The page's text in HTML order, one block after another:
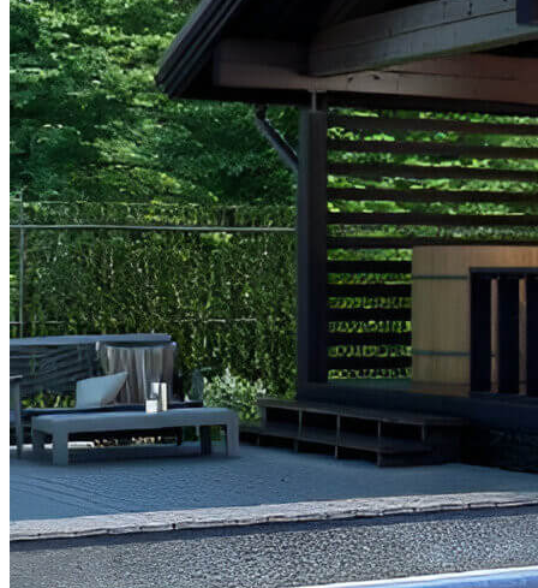
МЫ НА СВЯЗИ
Пишите нам
Онлайн · ответим за 5 минут
в рабочее время